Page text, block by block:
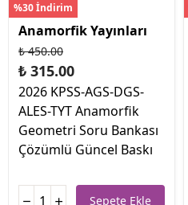
%30 İndirim
Anamorfik Yayınları
₺ 450.00
₺ 315.00
2026 KPSS-AGS-DGS-
ALES-TYT Anamorfik
Geometri Soru Bankası
Çözümlü Güncel Baskı
Sepete Ekle